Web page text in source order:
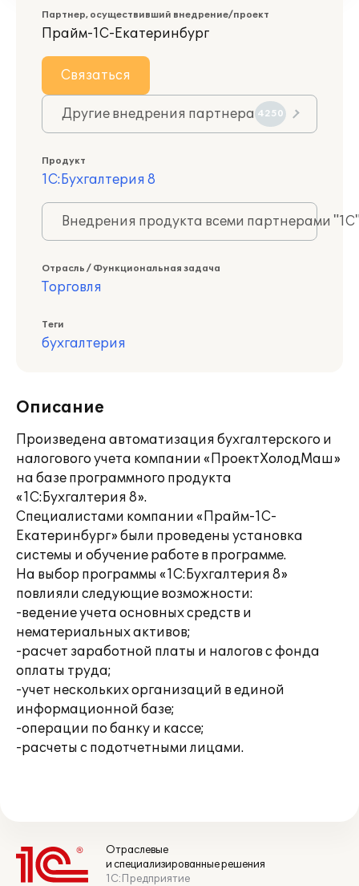
Партнер, осуществивший внедрение/проект
Прайм-1С-Екатеринбург
Связаться
Другие внедрения партнера 4250
Продукт
1С:Бухгалтерия 8
Внедрения продукта всеми партнерами
Отрасль / Функциональная задача
Торговля
Теги
бухгалтерия
Описание
Произведена автоматизация бухгалтерского и
налогового учета компании «ПроектХолодМаш»
на базе программного продукта
«1С:Бухгалтерия 8».
Специалистами компании «Прайм-1С-
Екатеринбург» были проведены установка
системы и обучение работе в программе.
На выбор программы «1С:Бухгалтерия 8»
повлияли следующие возможности:
-ведение учета основных средств и
нематериальных активов;
-расчет заработной платы и налогов с фонда
оплаты труда;
-учет нескольких организаций в единой
информационной базе;
-операции по банку и кассе;
-расчеты с подотчетными лицами.
Отраслевые
и специализированные решения
1С:Предприятие